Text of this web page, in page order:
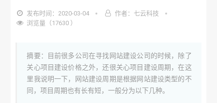
发布时间：2020-03-04
作者：七云科技
浏览量（17630 ）
摘要：目前很多公司在寻找网站建设公司的时候，除了
关心项目建设价格之外，还很关心项目建设周期，在这
里我说明一下，网站建设周期是根据网站建设类型的不
同，项目周期也有长有短，一般分为以下几种。